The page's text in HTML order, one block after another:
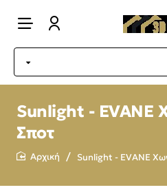
Sunlight - EVANE
Σποτ
Sunlight - EVANE